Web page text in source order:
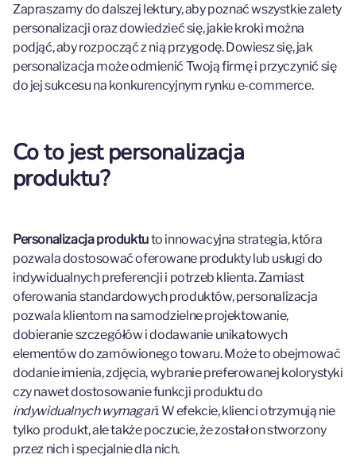
Zapraszamy do dalszej lektury, aby poznać wszystkie zalety
personalizacji oraz dowiedzieć się, jakie kroki można
podjąć, aby rozpocząć z nią przygodę. Dowiesz się, jak
personalizacja może odmienić Twoją firmę i przyczynić się
do jej sukcesu na konkurencyjnym rynku e-commerce.
Co to jest personalizacja
produktu?
Personalizacja produktuto innowacyjna strategia, która
pozwala dostosować oferowane produkty lub usługi do
indywidualnych preferencji i potrzeb klienta. Zamiast
oferowania standardowych produktów, personalizacja
pozwala klientom na samodzielne projektowanie,
dobieranie szczegółów i dodawanie unikatowych
elementów do zamówionego towaru. Może to obejmować
dodanie imienia, zdjęcia, wybranie preferowanej kolorystyki
czy nawet dostosowanie funkcji produktu do
indywidualnych wymagań. W efekcie, klienci otrzymują nie
tylko produkt, ale także poczucie, że został on stworzony
przez nich i specjalnie dla nich.